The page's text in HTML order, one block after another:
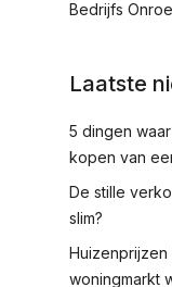
Bedrijfs
Laatste
5 dingen
kopen van
De stille
slim?
woningmarkt